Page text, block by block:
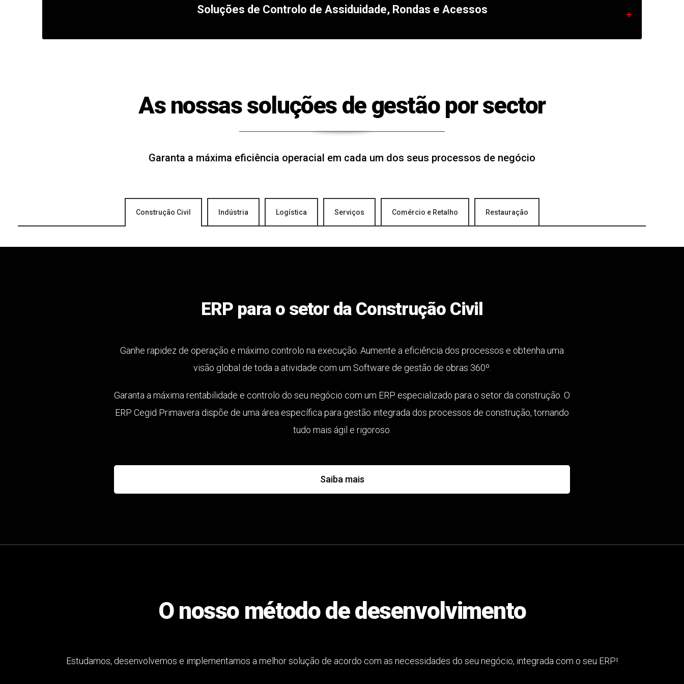
Soluções de Controlo de Assiduidade, Rondas e Acessos
As nossas soluções de gestão por sector
Garanta a máxima eficiência operacial em cada um dos seus processos de negócio
Construção Civil Indústria Logística Serviços Comércio e Retalho Restauração
ERP para o setor da Construção Civil
Ganhe rapidez de operação e máximo controlo na execução. Aumente a eficiência dos processos e obtenha uma
visão global de toda a atividade com um Software de gestão de obras 360º.
Garanta a máxima rentabilidade e controlo do seu negócio com um ERP especializado para o setor da construção. O
ERP Cegid Primavera dispõe de uma área específica para gestão integrada dos processos de construção, tornando
tudo mais ágil e rigoroso.
Saiba mais
O nosso método de desenvolvimento
Estudamos, desenvolvemos e implementamos a melhor solução de acordo com as necessidades do seu negócio, integrada com o seu ERP!